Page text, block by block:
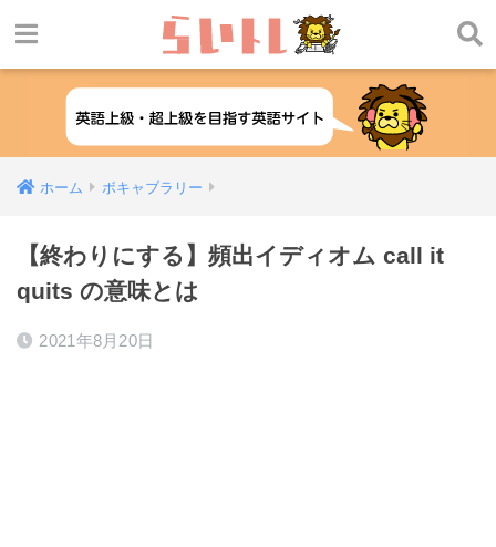
ホーム ボキャブラリー
【終わりにする】頻出イディオム call it
quits の意味とは
2021年8月20日